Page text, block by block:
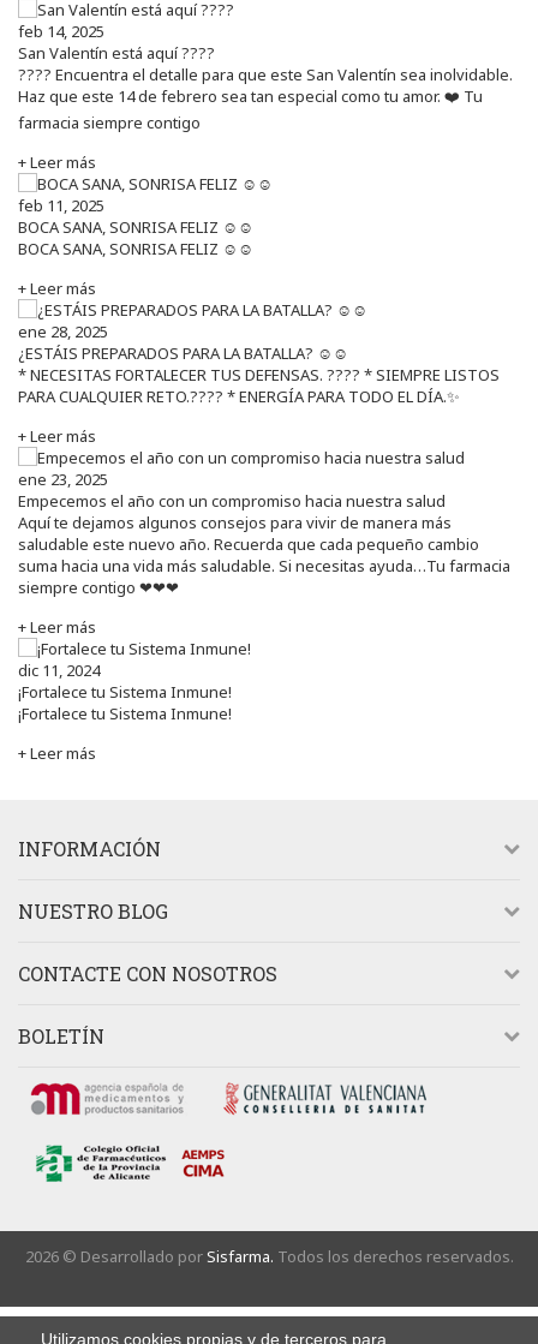
feb 14, 2025
San Valentín está aquí ????
???? Encuentra el detalle para que este San Valentín sea inolvidable.
Haz que este 14 de febrero sea tan especial como tu amor. ❤️ Tu
farmacia siempre contigo
+ Leer más
feb 11, 2025
BOCA SANA, SONRISA FELIZ ☺️☺️
BOCA SANA, SONRISA FELIZ ☺️☺️
+ Leer más
ene 28, 2025
¿ESTÁIS PREPARADOS PARA LA BATALLA? ☺️☺️
* NECESITAS FORTALECER TUS DEFENSAS. ????️ * SIEMPRE LISTOS
PARA CUALQUIER RETO.???? * ENERGÍA PARA TODO EL DÍA.✨
+ Leer más
ene 23, 2025
Empecemos el año con un compromiso hacia nuestra salud
Aquí te dejamos algunos consejos para vivir de manera más
saludable este nuevo año. Recuerda que cada pequeño cambio
suma hacia una vida más saludable. Si necesitas ayuda…Tu farmacia
siempre contigo ❤❤❤
+ Leer más
dic 11, 2024
¡Fortalece tu Sistema Inmune!
¡Fortalece tu Sistema Inmune!
+ Leer más
INFORMACIÓN
NUESTRO BLOG
CONTACTE CON NOSOTROS
BOLETÍN
Utilizamos cookies propias y de terceros para
2026 © Desarrollado porSisfarma. Todos los derechos reservados.